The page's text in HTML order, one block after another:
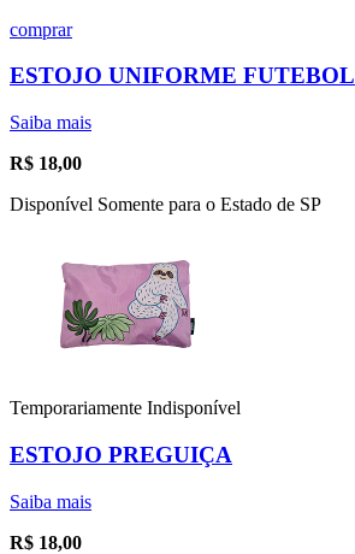
comprar
ESTOJO UNIFORME FUTEBOL
Saiba mais
R$ 18,00
Disponível Somente para o Estado de SP
Temporariamente Indisponível
ESTOJO PREGUIÇA
Saiba mais
R$ 18,00